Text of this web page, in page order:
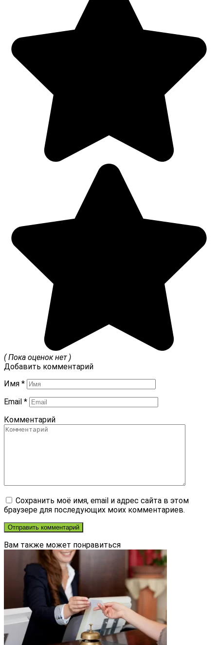
( Пока оценок нет )
Добавить комментарий
Имя *
Email *
Комментарий
Сохранить моё имя, email и адрес сайта в этом
браузере для последующих моих комментариев.
Вам также может понравиться